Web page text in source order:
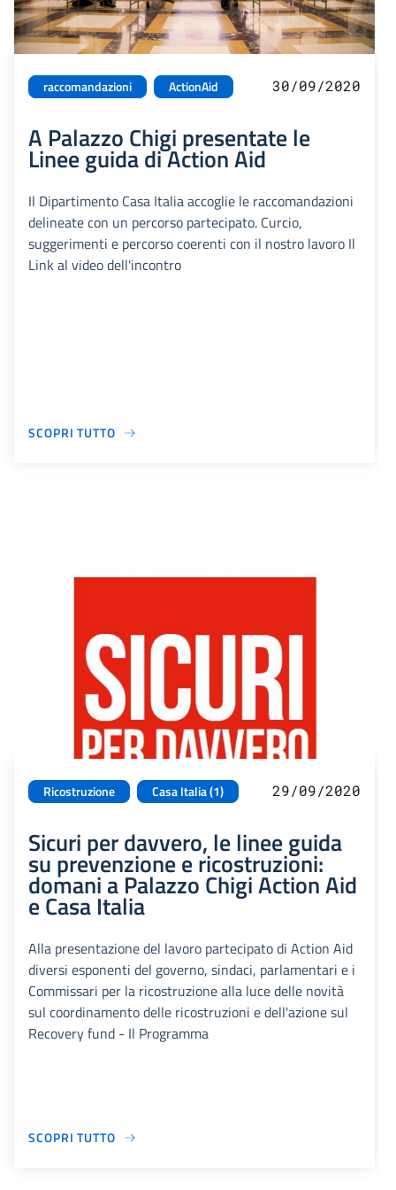
raccomandazioni ActionAid 30/09/2020
A Palazzo Chigi presentate le
Linee guida di Action Aid
Il Dipartimento Casa Italia accoglie le raccomandazioni
delineate con un percorso partecipato. Curcio,
suggerimenti e percorso coerenti con il nostro lavoro Il
Link al video dell'incontro
SCOPRI TUTTO
Ricostruzione Casa Italia (1) 29/09/2020
Sicuri per davvero, le linee guida
su prevenzione e ricostruzioni:
domani a Palazzo Chigi Action Aid
e Casa Italia
Alla presentazione del lavoro partecipato di Action Aid
diversi esponenti del governo, sindaci, parlamentari e i
Commissari per la ricostruzione alla luce delle novità
sul coordinamento delle ricostruzioni e dell'azione sul
Recovery fund - Il Programma
SCOPRI TUTTO